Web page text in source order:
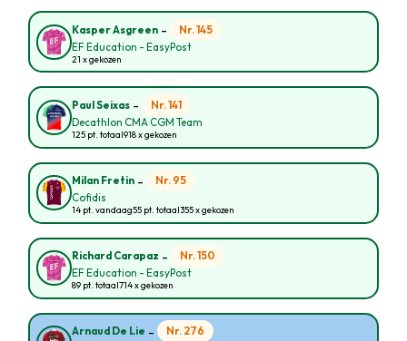
Kasper Asgreen - Nr. 145
EF Education - EasyPost
21 x gekozen
Paul Seixas - Nr. 141
Decathlon CMA CGM Team
125 pt. totaal918 x gekozen
Milan Fretin - Nr. 95
Cofidis
14 pt. vandaag55 pt. totaal355 x gekozen
Richard Carapaz - Nr. 150
EF Education - EasyPost
89 pt. totaal714 x gekozen
Arnaud De Lie - Nr. 276